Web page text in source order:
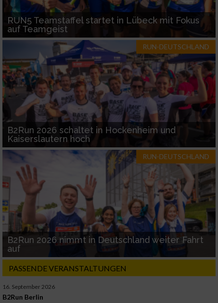
RUN5 Teamstaffel startet in Lübeck mit Fokus
auf Teamgeist
RUN-DEUTSCHLAND
B2Run 2026 schaltet in Hockenheim und
Kaiserslautern hoch
RUN-DEUTSCHLAND
B2Run 2026 nimmt in Deutschland weiter Fahrt
auf
PASSENDE VERANSTALTUNGEN
16. September 2026
B2Run Berlin